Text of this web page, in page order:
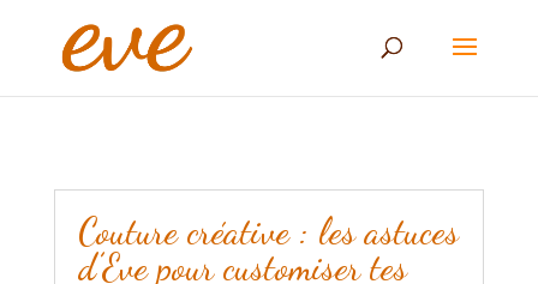
Couture créative : les astuces
d’Eve pour customiser tes